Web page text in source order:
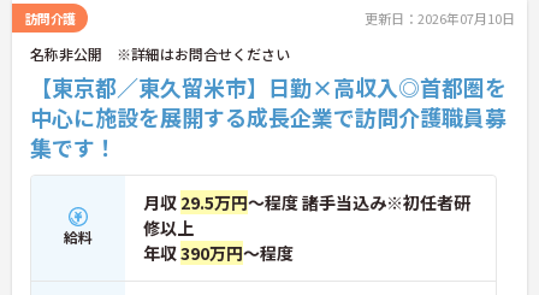
管理職比率も30％を目指して推進中◎男女ともに長
く活躍できる環境です。
◆施設ごとの課題を話し合う「スタッフミーティン
グ」や、利用者様へのケアを考える「ケースカンフ
ァレンス」を実施しています。新人・ベテランに関
係なく意見交換を行い、みんなで解決策を考えるフ
ラットな関係性です。また、虐待防止研修などを通
じて「良いケア・悪いケア」の線引きを明確にし、
づくりに取り組んでいます。
訪問介護 更新日：2026年07月10日
名称非公開 ※詳細はお問合せください
【東京都／東久留米市】日勤×高収入◎首都圏を
中心に施設を展開する成長企業で訪問介護職員募
集です！
給料
月収 29.5万円～程度 諸手当込み※初任者研
修以上
年収390万円～程度